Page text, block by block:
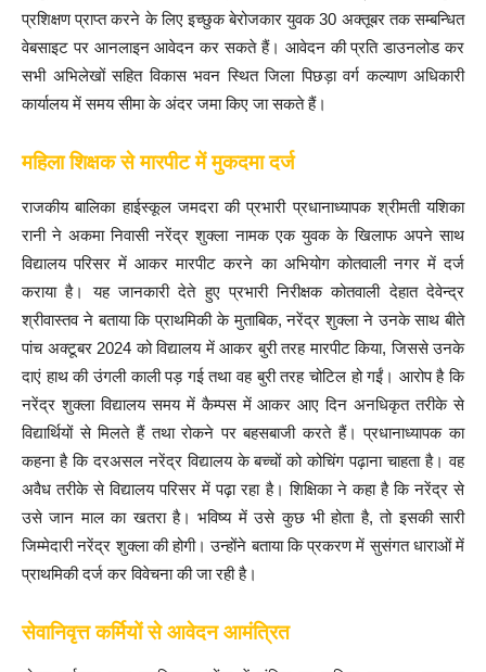
प्रशिक्षण प्राप्त करने के लिए इच्छुक बेरोजकार युवक 30 अक्तूबर तक सम्बन्धित
वेबसाइट पर आनलाइन आवेदन कर सकते हैं। आवेदन की प्रति डाउनलोड कर
सभी अभिलेखों सहित विकास भवन स्थित जिला पिछड़ा वर्ग कल्याण अधिकारी
कार्यालय में समय सीमा के अंदर जमा किए जा सकते हैं।
महिला शिक्षक से मारपीट में मुकदमा दर्ज
राजकीय बालिका हाईस्कूल जमदरा की प्रभारी प्रधानाध्यापक श्रीमती यशिका
रानी ने अकमा निवासी नरेंद्र शुक्ला नामक एक युवक के खिलाफ अपने साथ
विद्यालय परिसर में आकर मारपीट करने का अभियोग कोतवाली नगर में दर्ज
कराया है। यह जानकारी देते हुए प्रभारी निरीक्षक कोतवाली देहात देवेन्द्र
श्रीवास्तव ने बताया कि प्राथमिकी के मुताबिक, नरेंद्र शुक्ला ने उनके साथ बीते
पांच अक्टूबर 2024 को विद्यालय में आकर बुरी तरह मारपीट किया, जिससे उनके
दाएं हाथ की उंगली काली पड़ गई तथा वह बुरी तरह चोटिल हो गईं। आरोप है कि
नरेंद्र शुक्ला विद्यालय समय में कैम्पस में आकर आए दिन अनधिकृत तरीके से
विद्यार्थियों से मिलते हैं तथा रोकने पर बहसबाजी करते हैं। प्रधानाध्यापक का
कहना है कि दरअसल नरेंद्र विद्यालय के बच्चों को कोचिंग पढ़ाना चाहता है। वह
अवैध तरीके से विद्यालय परिसर में पढ़ा रहा है। शिक्षिका ने कहा है कि नरेंद्र से
उसे जान माल का खतरा है। भविष्य में उसे कुछ भी होता है, तो इसकी सारी
जिम्मेदारी नरेंद्र शुक्ला की होगी। उन्होंने बताया कि प्रकरण में सुसंगत धाराओं में
प्राथमिकी दर्ज कर विवेचना की जा रही है।
सेवानिवृत्त कर्मियों से आवेदन आमंत्रित